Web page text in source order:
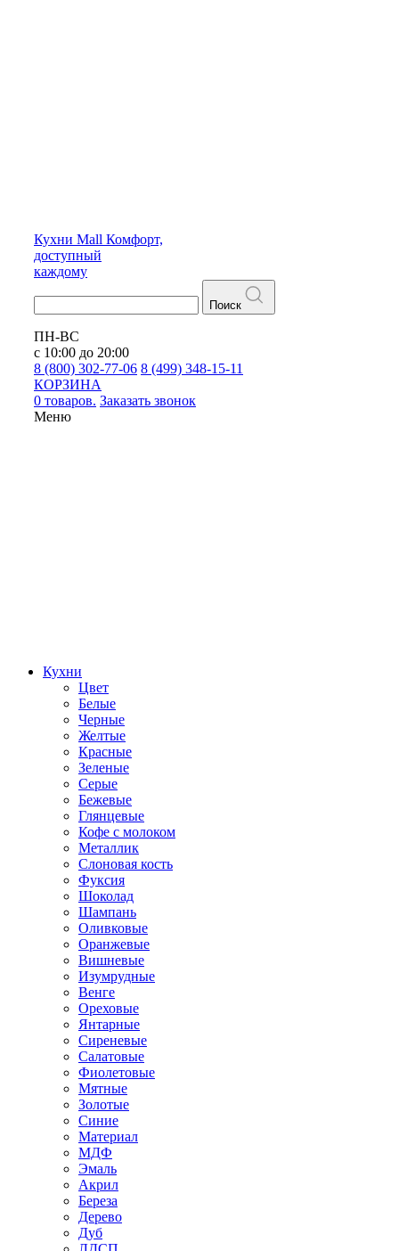
Кухни Mall Комфорт,
доступный
каждому
Поиск
ПН-ВС
с 10:00 до 20:00
8 (800) 302-77-06 8 (499) 348-15-11
КОРЗИНА
0 товаров. Заказать звонок
Меню
Кухни
Цвет
Белые
Черные
Желтые
Красные
Зеленые
Серые
Бежевые
Глянцевые
Кофе с молоком
Металлик
Слоновая кость
Фуксия
Шоколад
Шампань
Оливковые
Оранжевые
Вишневые
Изумрудные
Венге
Ореховые
Янтарные
Сиреневые
Салатовые
Фиолетовые
Мятные
Золотые
Синие
Материал
МДФ
Эмаль
Акрил
Береза
Дерево
Дуб